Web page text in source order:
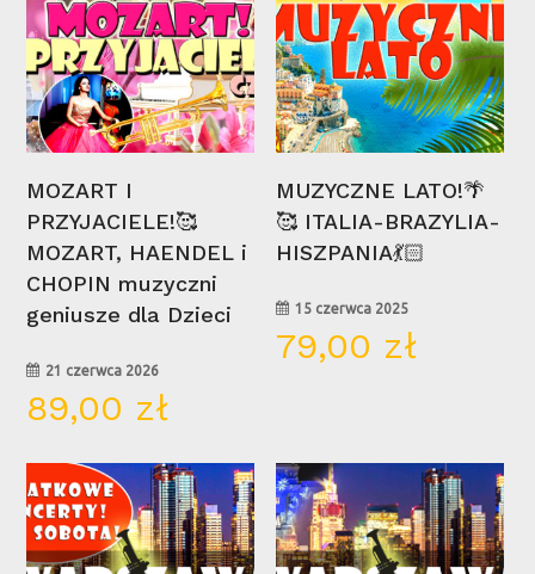
Brak produktów w koszyku.
Go To Shop
cze
MOZART I
PRZYJACIELE!🥰
MOZART, HAENDEL i
CHOPIN muzyczni
geniusze dla Dzieci
21 czerwca 2026
89,00 zł
cze
MUZYCZNE LATO!🌴
🥰 ITALIA-BRAZYLIA-
HISZPANIA💃🏻
15 czerwca 2025
79,00 zł
15
kwi
16
kwi